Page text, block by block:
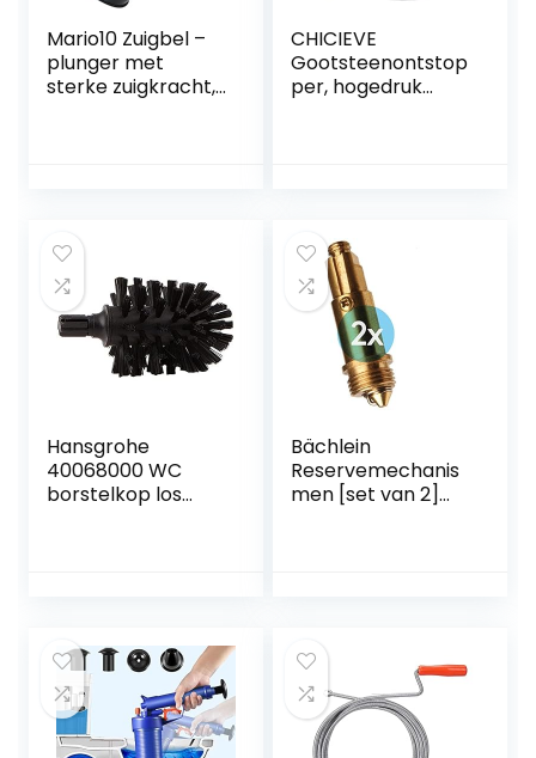
Mario10 Zuigbel –
plunger met
sterke zuigkracht,
en andere
afvoeren.
Gemaakt in de EU
CHICIEVE
Gootsteenontstop
per, hogedruk
badkamers te
ontstoppen.
Hansgrohe
40068000 WC
borstelkop los
Bächlein
Reservemechanis
men [set van 2]